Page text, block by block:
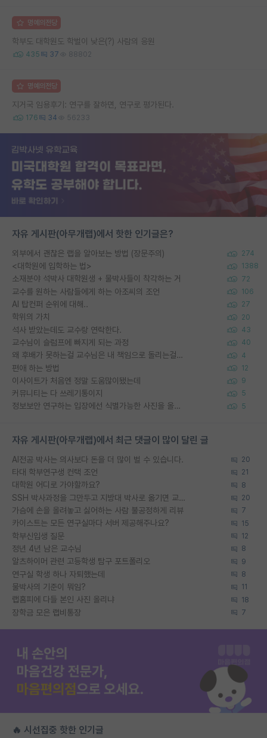
명예의전당
학부도 대학원도 학벌이 낮은(?) 사람의 응원
435 37 88802
명예의전당
지거국 임용후기: 연구를 잘하면, 연구로 평가된다.
176 34 56233
자유 게시판(아무개랩)에서 핫한 인기글은?
외부에서 괜찮은 랩을 알아보는 방법 (장문주의) 274
<대학원에 입학하는 법> 1388
소재분야 석박사 대학원생 + 물박사들이 착각하는 거 72
교수를 원하는 사람들에게 하는 아조씨의 조언 106
AI 탑컨퍼 순위에 대해.. 27
학위의 가치 20
석사 받았는데도 교수랑 연락한다. 43
교수님이 슬럼프에 빠지게 되는 과정 40
왜 후배가 못하는걸 교수님은 내 책임으로 돌리는걸까요? 4
편애 하는 방법 12
이사이트가 처음엔 정말 도움많이됐는데 9
커뮤니티는 다 쓰레기통이지 5
정보보안 연구하는 입장에선 식별가능한 사진을 올리는건 비추이긴함 5
자유 게시판(아무개랩)에서 최근 댓글이 많이 달린 글
AI전공 박사는 의사보다 돈을 더 많이 벌 수 있습니다. 20
타대 학부연구생 컨택 조언 21
대학원 어디로 가야할까요? 8
SSH 박사과정을 그만두고 지방대 박사로 옮기면 교수의 꿈은 끝일까요? 20
가슴에 손을 올려놓고 싫어하는 사람 불공정하게 리뷰 7
카이스트는 모든 연구실마다 서버 제공해주나요? 15
학부신입생 질문 12
정년 4년 남은 교수님 8
알츠하이머 관련 고등학생 탐구 포트폴리오 9
연구실 학생 하나 자퇴했는데 8
물박사의 기준이 뭐임? 11
랩홈피에 다들 본인 사진 올리냐 18
장학금 모은 랩비통장 7
🔥 시선집중 핫한 인기글